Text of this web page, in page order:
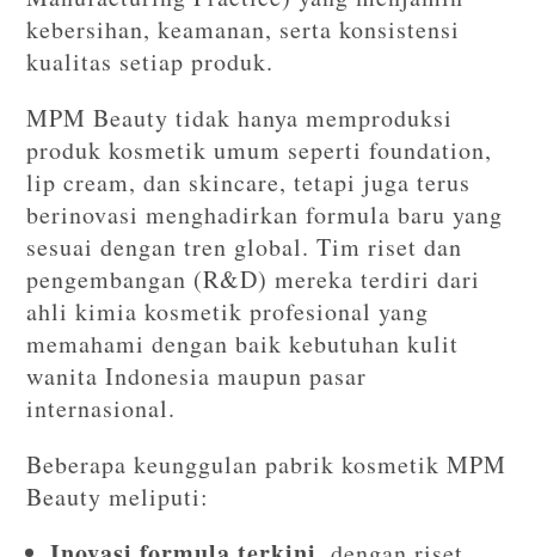
kebersihan, keamanan, serta konsistensi
kualitas setiap produk.
MPM Beauty tidak hanya memproduksi
produk kosmetik umum seperti foundation,
lip cream, dan skincare, tetapi juga terus
berinovasi menghadirkan formula baru yang
sesuai dengan tren global. Tim riset dan
pengembangan (R&D) mereka terdiri dari
ahli kimia kosmetik profesional yang
memahami dengan baik kebutuhan kulit
wanita Indonesia maupun pasar
internasional.
Beberapa keunggulan pabrik kosmetik MPM
Beauty meliputi: